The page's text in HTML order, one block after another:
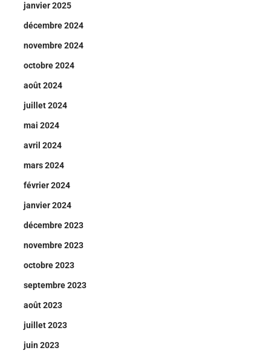
janvier 2025
décembre 2024
novembre 2024
octobre 2024
août 2024
juillet 2024
mai 2024
avril 2024
mars 2024
février 2024
janvier 2024
décembre 2023
novembre 2023
octobre 2023
septembre 2023
août 2023
juillet 2023
juin 2023